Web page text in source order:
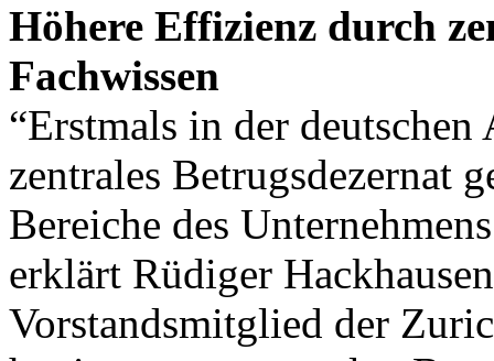
Höhere Effizienz durch
Fachwissen
“Erstmals in der
zentrales Betrugsdezernat
Bereiche des
erklärt Rüdiger
Vorstandsmitglied der